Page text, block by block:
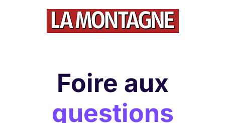
Foire aux
questions